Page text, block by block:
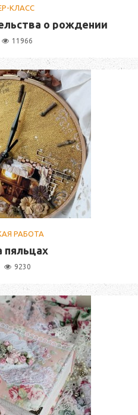
КЛАСС
о рождении
11966
РАБОТА
пяльцах
9230